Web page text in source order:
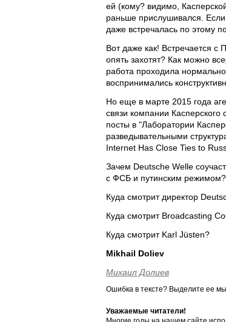
ей (кому? видимо,
раньше прислушивался.
даже встречалась по этому
Вот даже как! Встречается
опять захотят? Как можно
работа проходила
воспринимались
Но еще в марте 2015 года
связи компании
посты в "Лаборатории
разведывательными
Internet Has Close Ties to
Зачем Deutsche Welle
с ФСБ и путинским режимом?
Куда смотрит директор
Куда смотрит Broadcasting
Куда смотрит Karl Jüsten?
Mikhail Doliev
Михаил Долиев
Ошибка в тексте? Выделите ее
Уважаемые читатели!